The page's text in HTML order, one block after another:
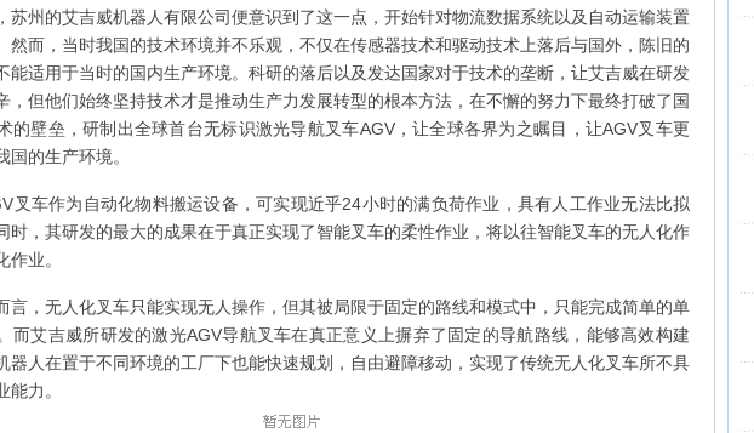
苏州的艾吉威机器人有限公司便意识到了这一点，开始针对物流数据系统以及自动运输装置
然而，当时我国的技术环境并不乐观，不仅在传感器技术和驱动技术上落后与国外，陈旧的
能适用于当时的国内生产环境。科研的落后以及发达国家对于技术的垄断，让艾吉威在研发
，但他们始终坚持技术才是推动生产力发展转型的根本方法，在不懈的努力下最终打破了国
的壁垒，研制出全球首台无标识激光导航叉车AGV，让全球各界为之瞩目，让AGV叉车更
国的生产环境。
叉车作为自动化物料搬运设备，可实现近乎24小时的满负荷作业，具有人工作业无法比拟
时，其研发的最大的成果在于真正实现了智能叉车的柔性作业，将以往智能叉车的无人化作
作业。
言，无人化叉车只能实现无人操作，但其被局限于固定的路线和模式中，只能完成简单的单
而艾吉威所研发的激光AGV导航叉车在真正意义上摒弃了固定的导航路线，能够高效构建
器人在置于不同环境的工厂下也能快速规划，自由避障移动，实现了传统无人化叉车所不具
能力。